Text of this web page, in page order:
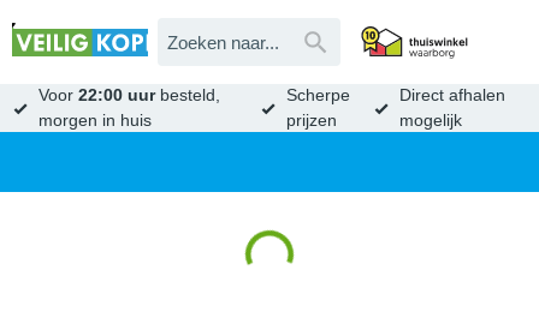
Voor22:00 uurbesteld,
morgen in huis
Scherpe
prijzen
Direct afhalen
mogelijk